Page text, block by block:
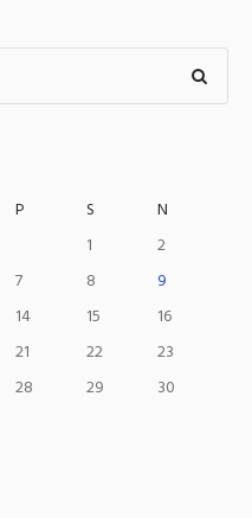
P S
N
1
2
7 8
9
14 15
16
21 22
23
28 29
30